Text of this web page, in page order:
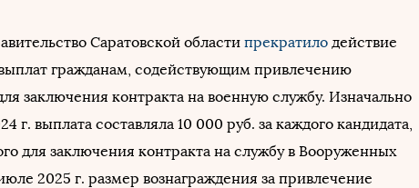
Саратовской области прекратило действие
гражданам, содействующим привлечению
заключения контракта на военную службу. Изначально
г. выплата составляла 10 000 руб. за каждого кандидата,
для заключения контракта на службу в Вооруженных
2025 г. размер вознаграждения за привлечение